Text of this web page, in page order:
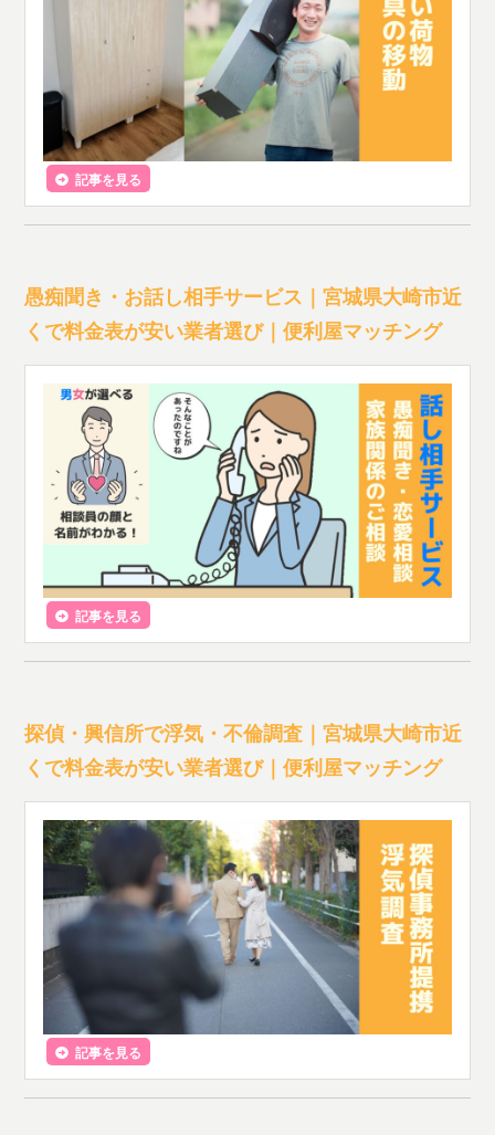
記事を見る
愚痴聞き・お話し相手サービス｜宮城県大崎市近
くで料金表が安い業者選び｜便利屋マッチング
記事を見る
探偵・興信所で浮気・不倫調査｜宮城県大崎市近
くで料金表が安い業者選び｜便利屋マッチング
記事を見る